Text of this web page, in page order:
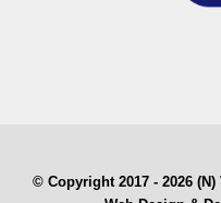
© Copyright 2017 - 2026